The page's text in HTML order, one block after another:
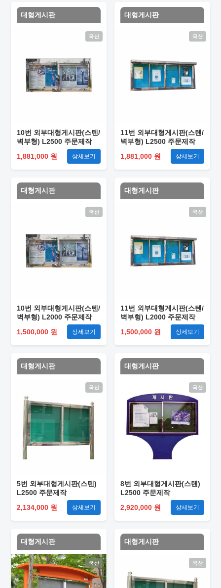
대형게시판
국산
10번 외부대형게시판(스텐/
벽부형) L2500 주문제작
1,881,000 원
상세보기
대형게시판
국산
11번 외부대형게시판(스텐/
벽부형) L2500 주문제작
1,881,000 원
상세보기
대형게시판
국산
10번 외부대형게시판(스텐/
벽부형) L2000 주문제작
1,500,000 원
상세보기
대형게시판
국산
11번 외부대형게시판(스텐/
벽부형) L2000 주문제작
1,500,000 원
상세보기
대형게시판
국산
5번 외부대형게시판(스텐)
L2500 주문제작
2,134,000 원
상세보기
대형게시판
국산
8번 외부대형게시판(스텐)
L2500 주문제작
2,920,000 원
상세보기
대형게시판
국산
대형게시판
국산